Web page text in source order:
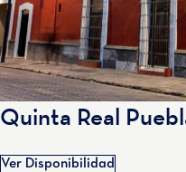
Quinta Real
Ver Disponibilidad